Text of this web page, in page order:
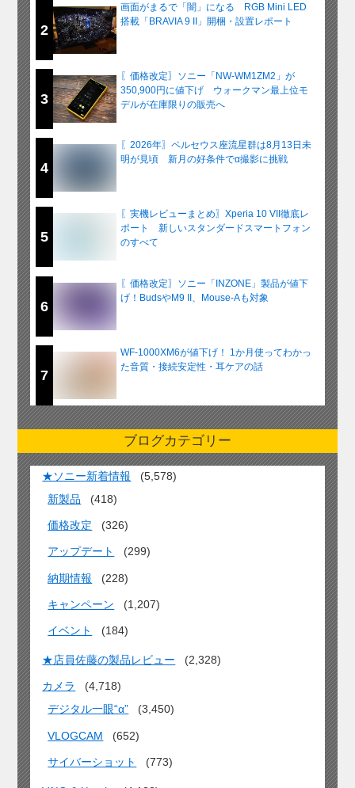
2
画面がまるで「闇」になる RGB Mini LED
搭載「BRAVIA 9 II」開梱・設置レポート
3
〖価格改定〗ソニー「NW-WM1ZM2」が
350,900円に値下げ ウォークマン最上位モ
デルが在庫限りの販売へ
4
〖2026年〗ペルセウス座流星群は8月13日未
明が見頃 新月の好条件でα撮影に挑戦
5
〖実機レビューまとめ〗Xperia 10 VII徹底レ
ポート 新しいスタンダードスマートフォン
のすべて
6
〖価格改定〗ソニー「INZONE」製品が値下
げ！BudsやM9 II、Mouse-Aも対象
7
WF-1000XM6が値下げ！ 1か月使ってわかっ
た音質・接続安定性・耳ケアの話
ブログカテゴリー
★ソニー新着情報
(5,578)
新製品
(418)
価格改定 (326)
アップデート (299)
納期情報 (228)
キャンペーン (1,207)
イベント (184)
★店員佐藤の製品レビュー (2,328)
カメラ
(4,718)
デジタル一眼“α”
(3,450)
VLOGCAM (652)
サイバーショット (773)